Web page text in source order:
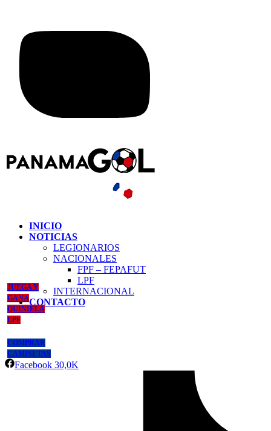
INICIO
NOTICIAS
LEGIONARIOS
NACIONALES
FPF – FEPAFUT
LPF
INTERNACIONAL
CONTACTO
JUEGA Y
GANA
QUINIELA
LPF
COMPRAR
CAMISETAS
Facebook 30,0K